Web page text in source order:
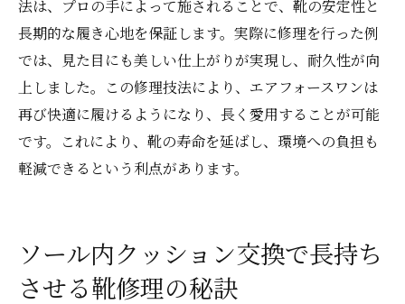
法は、プロの手によって施されることで、靴の安定性と
長期的な履き心地を保証します。実際に修理を行った例
では、見た目にも美しい仕上がりが実現し、耐久性が向
上しました。この修理技法により、エアフォースワンは
再び快適に履けるようになり、長く愛用することが可能
です。これにより、靴の寿命を延ばし、環境への負担も
軽減できるという利点があります。
ソール内クッション交換で長持ち
させる靴修理の秘訣